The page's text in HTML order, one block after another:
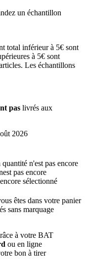
un échantillon
total inférieur à 5€ sont
à 5€ sont
Les échantillons
pas livrés aux
2026
quantité n'est pas encore
pas encore
sélectionné
êtes dans votre panier
sans marquage
à votre BAT
ou en ligne
bon à tirer